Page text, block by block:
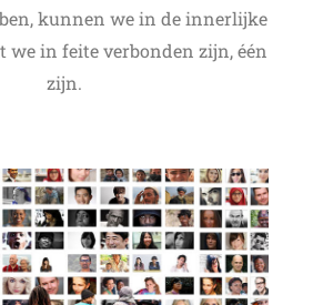
kunnen we in de innerlijke
we in feite verbonden zijn, één
zijn.